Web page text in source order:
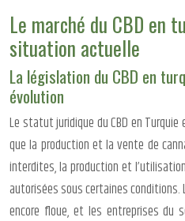
Le marché du CBD en
situation actuelle
La législation du CBD en
évolution
Le statut juridique du CBD en
que la production et la vente de
interdites, la production et
autorisées sous certaines conditions.
encore floue, et les entreprises du